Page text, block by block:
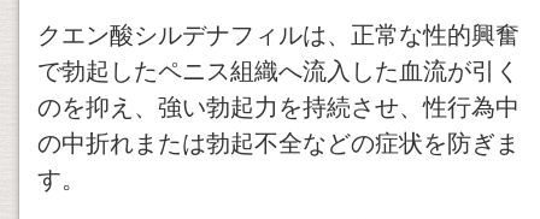
クエン酸シルデナフィルは、正常な性的興奮
で勃起したペニス組織へ流入した血流が引く
のを抑え、強い勃起力を持続させ、性行為中
の中折れまたは勃起不全などの症状を防ぎま
す。